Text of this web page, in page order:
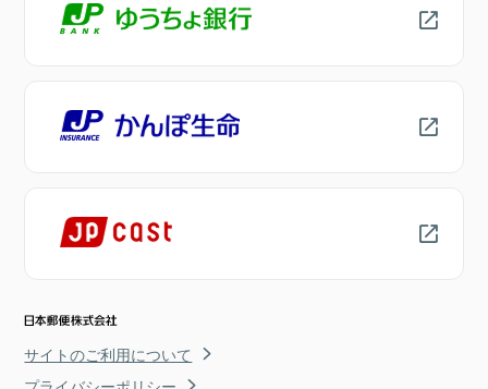
サイトのご利用について